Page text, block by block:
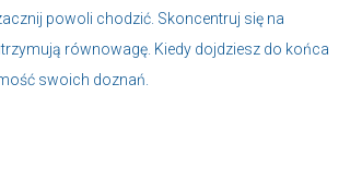
powoli chodzić. Skoncentruj się na
równowagę. Kiedy dojdziesz do końca
swoich doznań.